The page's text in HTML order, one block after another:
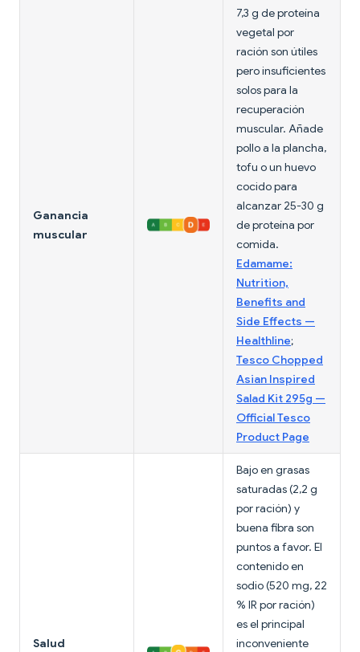
Ganancia
muscular
7,3 g de proteína
vegetal por
ración son útiles
pero insuficientes
solos para la
recuperación
muscular. Añade
pollo a la plancha,
tofu o un huevo
cocido para
alcanzar 25-30 g
de proteína por
comida.
Edamame:
Nutrition,
Benefits and
Side Effects —
Healthline;
Tesco Chopped
Asian Inspired
Salad Kit 295g —
Official Tesco
Product Page
Salud
Bajo en grasas
saturadas (2,2 g
por ración) y
buena fibra son
puntos a favor. El
contenido en
sodio (520 mg, 22
% IR por ración)
es el principal
inconveniente